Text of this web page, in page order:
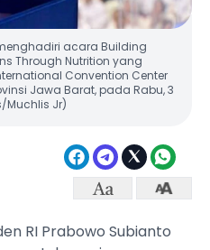
acara Building
Through Nutrition yang
Convention Center
Jawa Barat, pada Rabu, 3
Muchlis Jr)
RI Prabowo Subianto